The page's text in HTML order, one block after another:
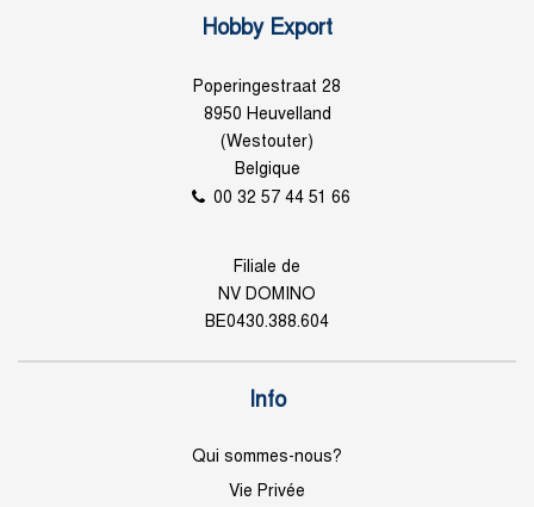
Hobby Export
Poperingestraat 28
8950 Heuvelland
(Westouter)
Belgique
00 32 57 44 51 66
Filiale de
NV DOMINO
BE0430.388.604
Info
Qui sommes-nous?
Vie Privée